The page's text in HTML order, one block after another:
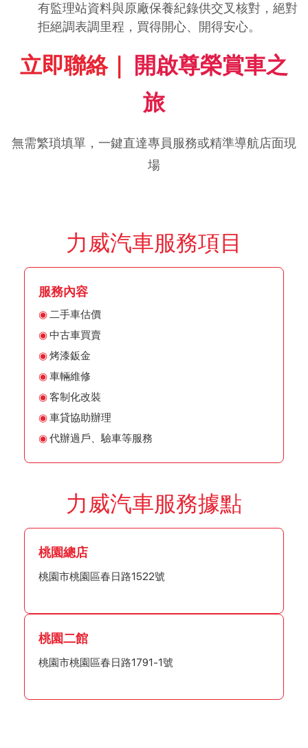
有監理站資料與原廠保養紀錄供交叉核對，絕對
拒絕調表調里程，買得開心、開得安心。
立即聯絡｜
開啟尊榮賞車之
旅
無需繁瑣填單，一鍵直達專員服務或精準導航店面現
場
力威汽車服務項目
服務內容
二手車估價
中古車買賣
烤漆鈑金
車輛維修
客制化改裝
車貸協助辦理
代辦過戶、驗車等服務
力威汽車服務據點
桃園總店
桃園市桃園區春日路1522號
桃園二館
桃園市桃園區春日路1791-1號